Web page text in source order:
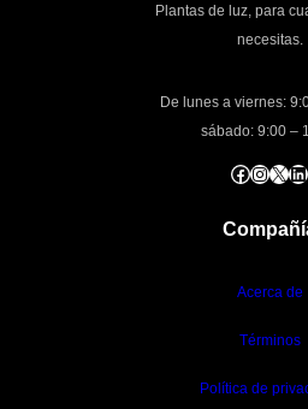
Plantas de luz, para
necesitas.
De lunes a viernes:
sábado: 9:00 –
Facebook InstagramX LinkedIn
Acerca de
Términos
Política de